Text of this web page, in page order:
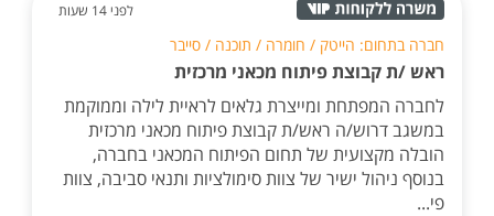
לפני 14 שעות
חברה בתחום: הייטק / חומרה / תוכנה / סייבר
ראש /ת קבוצת פיתוח מכאני מרכזית
לחברה המפתחת ומייצרת גלאים לראיית לילה וממוקמת
במשגב דרוש/ה ראש/ת קבוצת פיתוח מכאני מרכזית
הובלה מקצועית של תחום הפיתוח המכאני בחברה,
בנוסף ניהול ישיר של צוות סימולציות ותנאי סביבה, צוות
פי...